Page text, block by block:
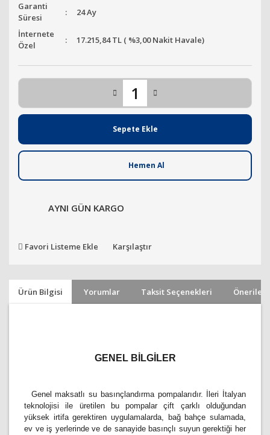
Garanti
Süresi
24 Ay
İnternete
Özel
17.215,84 TL ( %3,00 Nakit Havale)
Sepete Ekle
Hemen Al
AYNI GÜN KARGO
Favori Listeme Ekle Karşılaştır
Ürün Bilgisi Yorumlar Taksit Seçenekleri
GENEL BİLGİLER
Genel maksatlı su basınçlandırma pompalarıdır. İleri İtalyan
teknolojisi ile üretilen bu pompalar çift çarklı olduğundan
yüksek irtifa gerektiren uygulamalarda, bağ bahçe sulamada,
ev ve iş yerlerinde ve de sanayide basınçlı suyun gerektiği her